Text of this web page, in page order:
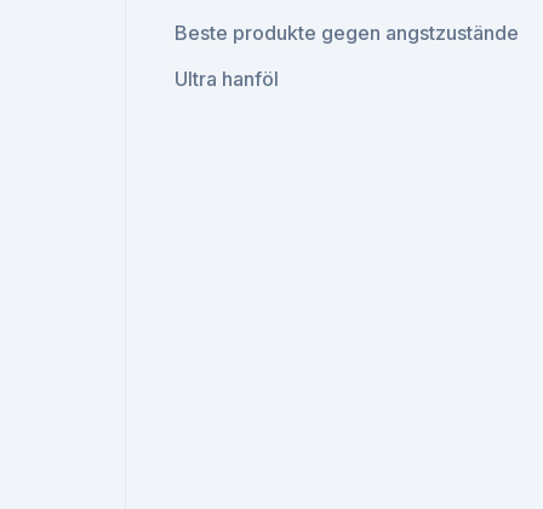
Beste produkte gegen angstzustände
Ultra hanföl